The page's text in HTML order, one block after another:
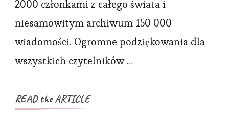
2000 członkami z całego świata i
niesamowitym archiwum 150 000
wiadomości. Ogromne podziękowania dla
wszystkich czytelników …
READ the ARTICLE